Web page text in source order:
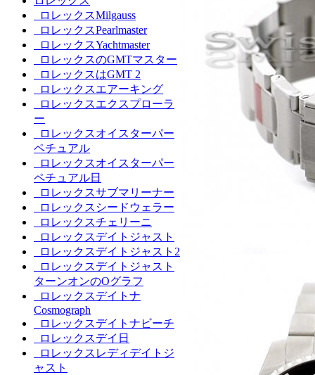
ロレックスMilgauss
ロレックスPearlmaster
ロレックスYachtmaster
ロレックスのGMTマスター
ロレックスはGMT 2
ロレックスエアーキング
ロレックスエクスプローラ
ー
ロレックスオイスターパー
ペチュアル
ロレックスオイスターパー
ペチュアル日
ロレックスサブマリーナー
ロレックスシードウェラー
ロレックスチェリーニ
ロレックスデイトジャスト
ロレックスデイトジャスト2
ロレックスデイトジャスト
ターンオンのOグラフ
ロレックスデイトナ
Cosmograph
ロレックスデイトナビーチ
ロレックスデイ日
ロレックスレディデイトジ
ャスト